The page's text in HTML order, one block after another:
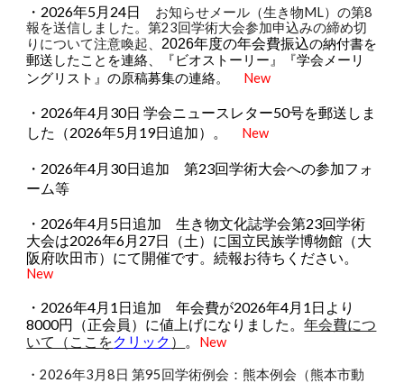
・2026年5月24日 お知らせメール（生き物ML）の第8
報を送信しました。第23回学術大会参加申込みの締め切
りについて注意喚起、 2026年度の年会費振込の納付書を
郵送したことを連絡、『ビオストーリー』『学会メーリ
ングリスト』の原稿募集の連絡。
New
・2026年4月30日 学会ニュースレター50号を郵送しま
した（2026年5月19日追加）。 New
・2026年4月30日追加 第23回学術大会への参加フォ
ーム等
・2026年4月5日追加 生き物文化誌学会第23回学術
大会は2026年6月27日（土）に国立民族学博物館（大
阪府吹田市）にて開催です。続報お待ちください。
New
・ 2026年4月1日追加
年会費が2026年4月1日より
8000円（正会員）に値上げになりました。年会費につ
いて（ここをクリック ） 。 New
・2026年3月8日 第95回学術例会：熊本例会（熊本市動